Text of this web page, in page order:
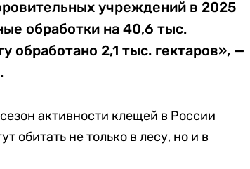
учреждений в 2025
обработки на 40,6 тыс.
обработано 2,1 тыс. гектаров», —
сезон активности клещей в России
обитать не только в лесу, но и в